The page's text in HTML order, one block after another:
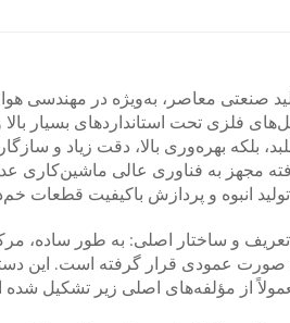
صنعتی معاصر، به‌ویژه در مهندسی
فلزی تحت استانداردهای بسیار
بلکه بهره‌وری بالا، دقت زیاد و
انبوه و پردازش باکیفیت قطعات
و ساختار اصلی: به طور ساده،
از مؤلفه‌های اصلی زیر تشکیل